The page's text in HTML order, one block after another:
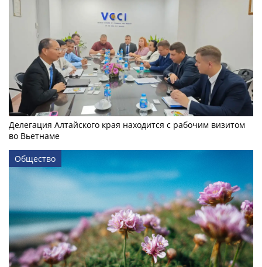
Делегация Алтайского края находится с рабочим визитом
во Вьетнаме
Общество